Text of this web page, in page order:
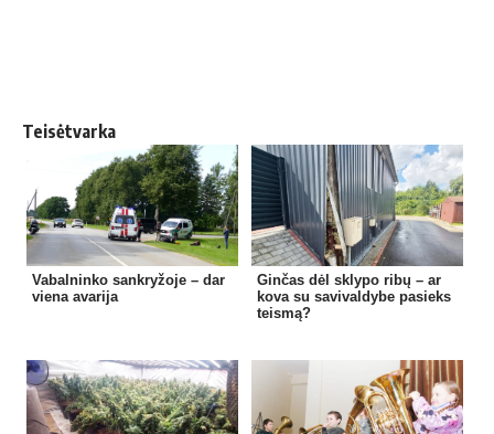
Teisėtvarka
Vabalninko sankryžoje – dar
viena avarija
Ginčas dėl sklypo ribų – ar
kova su savivaldybe pasieks
teismą?